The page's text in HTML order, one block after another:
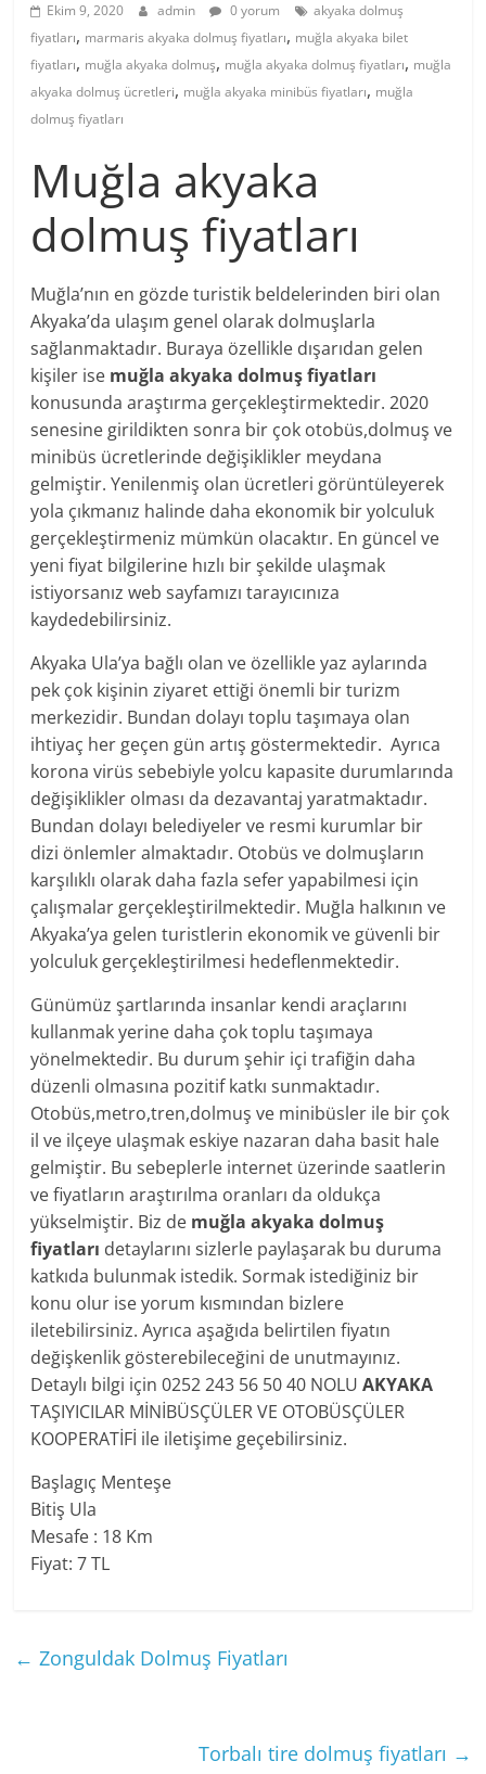
Ekim 9, 2020 admin 0 yorum
akyaka dolmuş
fiyatları, marmaris akyaka dolmuş fiyatları, muğla akyaka bilet
fiyatları, muğla akyaka dolmuş, muğla akyaka dolmuş fiyatları, muğla
akyaka dolmuş ücretleri, muğla akyaka minibüs fiyatları, muğla
dolmuş fiyatları
Muğla akyaka
dolmuş fiyatları
Muğla’nın en gözde turistik beldelerinden biri olan
Akyaka’da ulaşım genel olarak dolmuşlarla
sağlanmaktadır. Buraya özellikle dışarıdan gelen
kişiler ise muğla akyaka dolmuş fiyatları
konusunda araştırma gerçekleştirmektedir. 2020
senesine girildikten sonra bir çok otobüs,dolmuş ve
minibüs ücretlerinde değişiklikler meydana
gelmiştir. Yenilenmiş olan ücretleri görüntüleyerek
yola çıkmanız halinde daha ekonomik bir yolculuk
gerçekleştirmeniz mümkün olacaktır. En güncel ve
yeni fiyat bilgilerine hızlı bir şekilde ulaşmak
istiyorsanız web sayfamızı tarayıcınıza
kaydedebilirsiniz.
Akyaka Ula’ya bağlı olan ve özellikle yaz aylarında
pek çok kişinin ziyaret ettiği önemli bir turizm
merkezidir. Bundan dolayı toplu taşımaya olan
ihtiyaç her geçen gün artış göstermektedir. Ayrıca
korona virüs sebebiyle yolcu kapasite durumlarında
değişiklikler olması da dezavantaj yaratmaktadır.
Bundan dolayı belediyeler ve resmi kurumlar bir
dizi önlemler almaktadır. Otobüs ve dolmuşların
karşılıklı olarak daha fazla sefer yapabilmesi için
çalışmalar gerçekleştirilmektedir. Muğla halkının ve
Akyaka’ya gelen turistlerin ekonomik ve güvenli bir
yolculuk gerçekleştirilmesi hedeflenmektedir.
Günümüz şartlarında insanlar kendi araçlarını
kullanmak yerine daha çok toplu taşımaya
yönelmektedir. Bu durum şehir içi trafiğin daha
düzenli olmasına pozitif katkı sunmaktadır.
Otobüs,metro,tren,dolmuş ve minibüsler ile bir çok
il ve ilçeye ulaşmak eskiye nazaran daha basit hale
gelmiştir. Bu sebeplerle internet üzerinde saatlerin
ve fiyatların araştırılma oranları da oldukça
yükselmiştir. Biz de muğla akyaka dolmuş
fiyatları detaylarını sizlerle paylaşarak bu duruma
katkıda bulunmak istedik. Sormak istediğiniz bir
konu olur ise yorum kısmından bizlere
iletebilirsiniz. Ayrıca aşağıda belirtilen fiyatın
değişkenlik gösterebileceğini de unutmayınız.
Detaylı bilgi için 0252 243 56 50 40 NOLUAKYAKA
TAŞIYICILAR MİNİBÜSÇÜLER VE OTOBÜSÇÜLER
KOOPERATİFİ ile iletişime geçebilirsiniz.
Başlagıç Menteşe
Bitiş Ula
Mesafe : 18 Km
Fiyat: 7 TL
← Zonguldak Dolmuş Fiyatları
Torbalı tire dolmuş fiyatları →